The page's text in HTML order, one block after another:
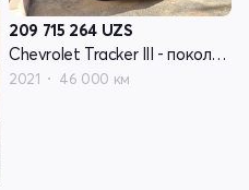
209 715 264 UZS
Chevrolet Tracker III - поколение рестайлинг
2021 46 000 км